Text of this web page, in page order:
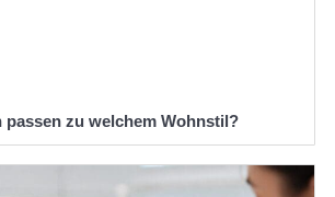
passen zu welchem Wohnstil?